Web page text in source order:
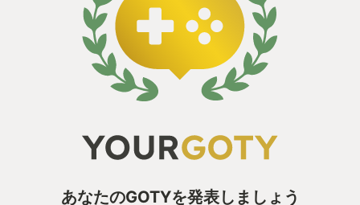
あなたのGOTYを発表しましょう